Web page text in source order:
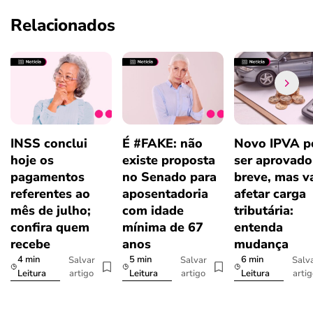
Relacionados
INSS conclui
hoje os
pagamentos
referentes ao
mês de julho;
confira quem
recebe
4 min
Leitura
Salvar
artigo
É #FAKE: não
existe proposta
no Senado para
aposentadoria
com idade
mínima de 67
anos
5 min
Leitura
Salvar
artigo
Novo IPVA
ser
breve, mas
afetar carga
tributária:
entenda
mudança
6 min
Leitura